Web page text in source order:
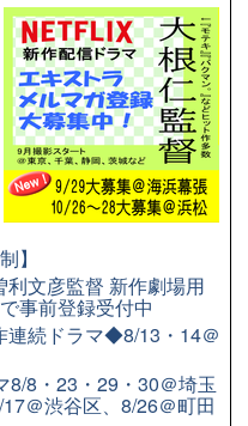
】
利文彦監督 新作劇場用
事前登録受付中
連続ドラマ◆8/13・14＠
8/8・23・29・30＠埼玉
＠渋谷区、8/26＠町田